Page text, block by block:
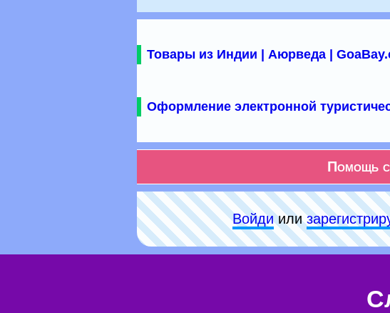
Товары из Индии | Аюрведа |
Оформление электронной
Помощь
Войдиили